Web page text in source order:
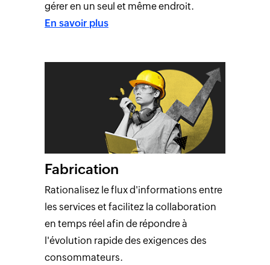
gérer en un seul et même endroit.
En savoir plus
Fabrication
Rationalisez le flux d'informations entre
les services et facilitez la collaboration
en temps réel afin de répondre à
l'évolution rapide des exigences des
consommateurs.